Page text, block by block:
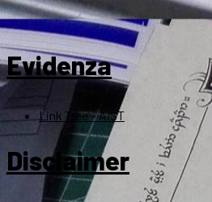
Evidenza
Link Tree – AIST
Disclaimer